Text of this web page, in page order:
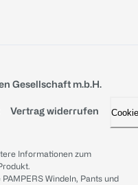
Gesellschaft m.b.H.
Vertrag widerrufen
Informationen zum
Windeln, Pants und